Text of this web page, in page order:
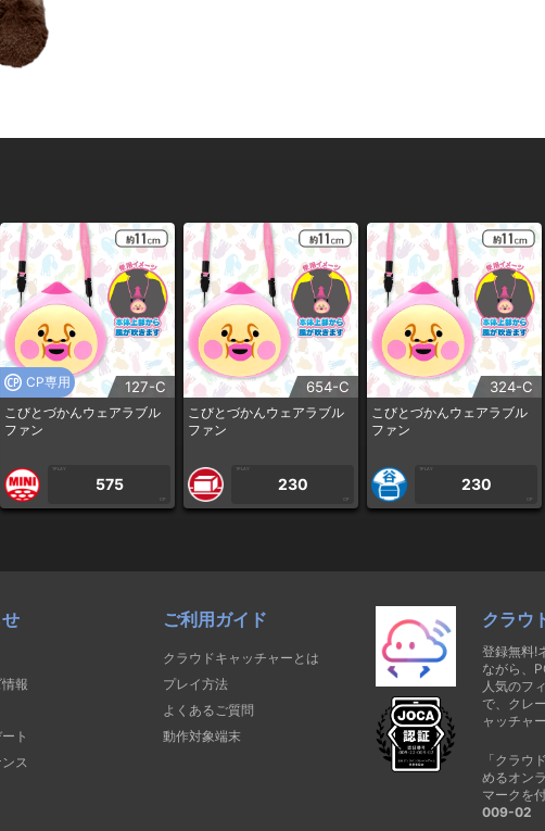
CP専用 127-C
こびとづかんウェアラブル
ファン
1PLAY
575
CP
654-C
こびとづかんウェアラブル
ファン
1PLAY
230
CP
324-C
こびとづかんウェアラブル
ファン
1PLAY
230
CP
報
ト
ス
ご利用ガイド
クラウドキャッチャーとは
プレイ方法
よくあるご質問
動作対象端末
クラウ
登録無料!
ながら、
人気のフ
で、クレ
ャッチャー
「クラウ
めるオン
マークを
009-02